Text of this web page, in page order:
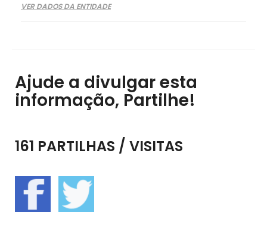
VER DADOS DA ENTIDADE
Ajude a divulgar esta
informação, Partilhe!
161 PARTILHAS / VISITAS